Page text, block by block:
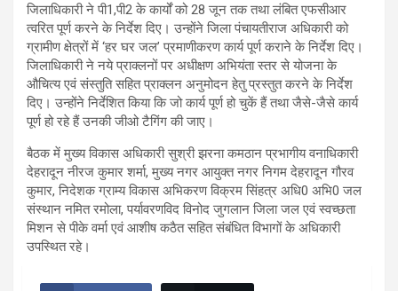
जिलाधिकारी ने पी1,पी2 के कार्यों को 28 जून तक तथा लंबित एफसीआर
त्वरित पूर्ण करने के निर्देश दिए। उन्होंने जिला पंचायतीराज अधिकारी को
ग्रामीण क्षेत्रों में ‘हर घर जल’ प्रमाणीकरण कार्य पूर्ण कराने के निर्देश दिए।
जिलाधिकारी ने नये प्राक्लनों पर अधीक्षण अभियंता स्तर से योजना के
औचित्य एवं संस्तुति सहित प्राक्लन अनुमोदन हेतु प्रस्तुत करने के निर्देश
दिए। उन्होंने निर्देशित किया कि जो कार्य पूर्ण हो चुकें हैं तथा जैसे-जैसे कार्य
पूर्ण हो रहे हैं उनकी जीओ टैगिंग की जाए।
बैठक में मुख्य विकास अधिकारी सुश्री झरना कमठान प्रभागीय वनाधिकारी
देहरादून नीरज कुमार शर्मा, मुख्य नगर आयुक्त नगर निगम देहरादून गौरव
कुमार, निदेशक ग्राम्य विकास अभिकरण विक्रम सिंहत्र अधि0 अभि0 जल
संस्थान नमित रमोला, पर्यावरणविद विनोद जुगलान जिला जल एवं स्वच्छता
मिशन से पीके वर्मा एवं आशीष कठैत सहित संबंधित विभागों के अधिकारी
उपस्थित रहे।